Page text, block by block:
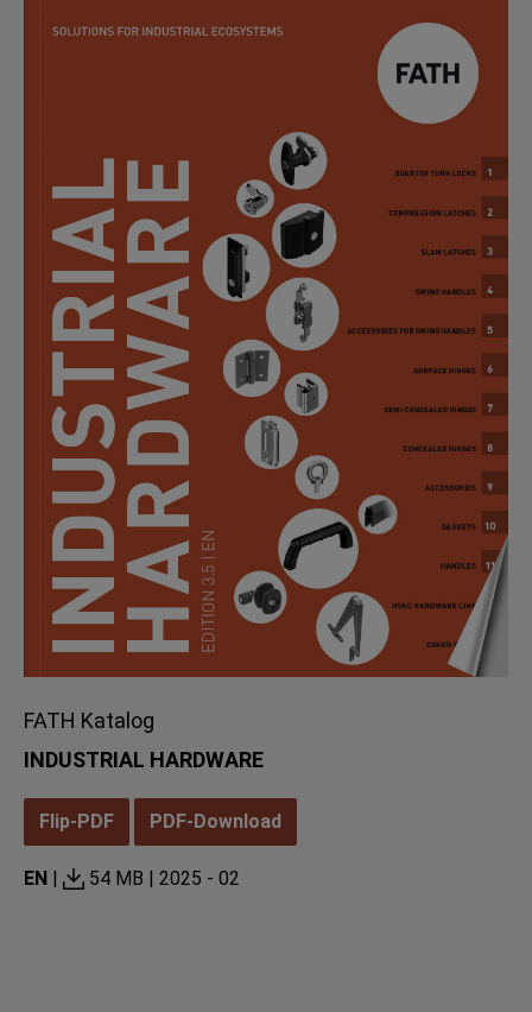
FATH Katalog
INDUSTRIAL HARDWARE
Flip-PDF PDF-Download
EN | 54 MB | 2025 - 02